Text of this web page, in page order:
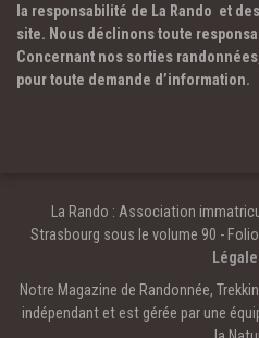
la responsabilité de La Rando et
site. Nous déclinons toute
Concernant nos sorties
pour toute demande d’information.
La Rando : Association
Strasbourg sous le volume 90 - Folio
Notre Magazine de Randonnée,
indépendant et est gérée par une